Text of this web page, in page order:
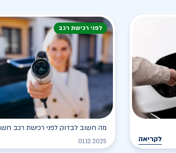
לקריאה
לפני רכישת רכב
מה חשוב לבדוק לפני רכישת רכב
01.12.2025